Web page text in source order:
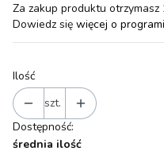
Za zakup produktu otrzymasz
Dowiedz się więcej o
Ilość
szt.
Dostępność:
średnia ilość